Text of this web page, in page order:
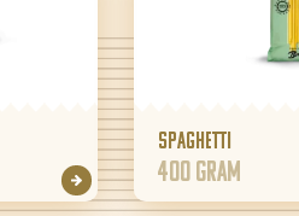
Spaghetti
400 gram